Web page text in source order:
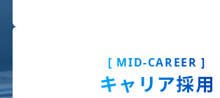
[ MID-CAREER ]
キャリア採用